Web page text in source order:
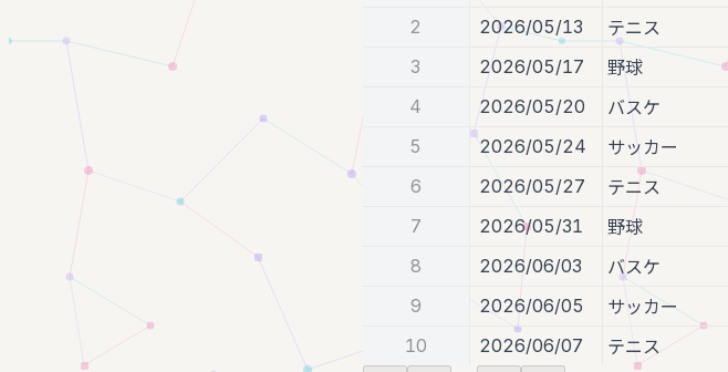
2
2026/05/13 テニス
3
2026/05/17 野球
4
2026/05/20 バスケ
5
2026/05/24 サッカー
6
2026/05/27 テニス
7
2026/05/31 野球
8
2026/06/03 バスケ
9
2026/06/05 サッカー
10
2026/06/07 テニス